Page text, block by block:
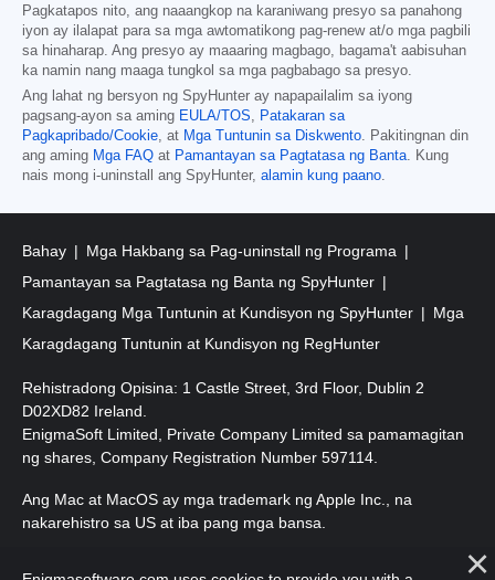
Pagkatapos nito, ang naaangkop na karaniwang presyo sa panahong
iyon ay ilalapat para sa mga awtomatikong pag-renew at/o mga pagbili
sa hinaharap. Ang presyo ay maaaring magbago, bagama't aabisuhan
ka namin nang maaga tungkol sa mga pagbabago sa presyo.
Ang lahat ng bersyon ng SpyHunter ay napapailalim sa iyong
pagsang-ayon sa aming EULA/TOS
Patakaran sa
Pagkapribado/Cookie , at Mga Tuntunin sa Diskwento . Pakitingnan din
ang aming Mga FAQ at Pamantayan sa Pagtatasa ng Banta . Kung
nais mong i-uninstall ang SpyHunter, alamin kung paano
Bahay
Mga Hakbang sa Pag-uninstall ng Programa
Pamantayan sa Pagtatasa ng Banta ng SpyHunter
Karagdagang Mga Tuntunin at Kundisyon ng SpyHunter
Mga
Karagdagang Tuntunin at Kundisyon ng RegHunter
Rehistradong Opisina: 1 Castle Street, 3rd Floor, Dublin 2
D02XD82 Ireland.
EnigmaSoft Limited, Private Company Limited sa pamamagitan
ng shares, Company Registration Number 597114.
Ang Mac at MacOS ay mga trademark ng Apple Inc., na
nakarehistro sa US at iba pang mga bansa.